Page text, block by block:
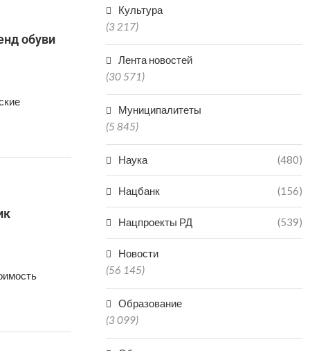
обуви
Культура
(3 217)
Лента новостей
(30 571)
Муниципалитеты
(5 845)
Наука (480)
Нацбанк (156)
Нацпроекты РД (539)
Новости
(56 145)
Образование
(3 099)